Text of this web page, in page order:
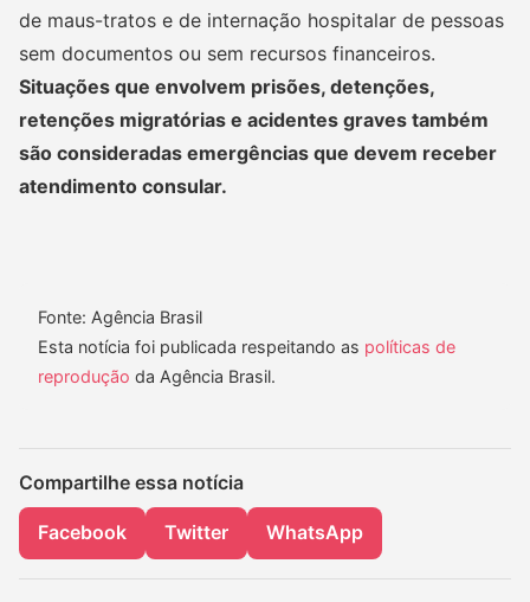
de maus-tratos e de internação hospitalar de pessoas
sem documentos ou sem recursos financeiros.
Situações que envolvem prisões, detenções,
retenções migratórias e acidentes graves também
são consideradas emergências que devem receber
atendimento consular.
Fonte: Agência Brasil
Esta notícia foi publicada respeitando as políticas de
reprodução da Agência Brasil.
Compartilhe essa notícia
Facebook Twitter WhatsApp